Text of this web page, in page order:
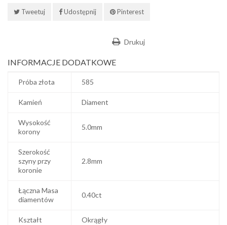
Tweetuj Udostępnij Pinterest
Drukuj
INFORMACJE DODATKOWE
Próba złota 585
Kamień Diament
Wysokość
korony
5.0mm
Szerokość
szyny przy
koronie
2.8mm
Łączna Masa
diamentów
0.40ct
Kształt Okrągły